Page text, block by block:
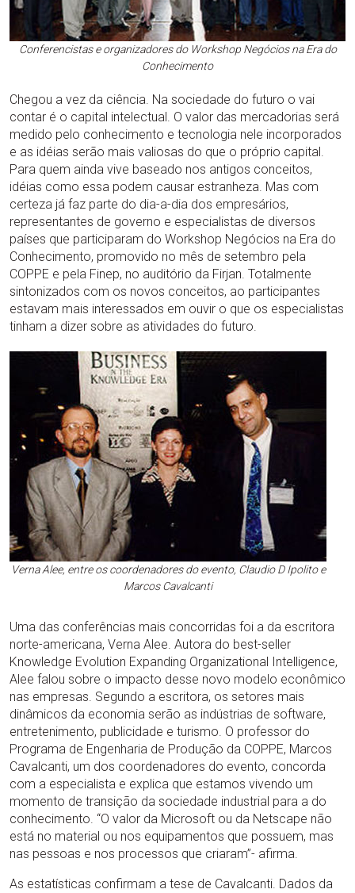
Conferencistas e organizadores do Workshop Negócios na Era do
Conhecimento
Chegou a vez da ciência. Na sociedade do futuro o vai
contar é o capital intelectual. O valor das mercadorias será
medido pelo conhecimento e tecnologia nele incorporados
e as idéias serão mais valiosas do que o próprio capital.
Para quem ainda vive baseado nos antigos conceitos,
idéias como essa podem causar estranheza. Mas com
certeza já faz parte do dia-a-dia dos empresários,
representantes de governo e especialistas de diversos
países que participaram do Workshop Negócios na Era do
Conhecimento, promovido no mês de setembro pela
COPPE e pela Finep, no auditório da Firjan. Totalmente
sintonizados com os novos conceitos, ao participantes
estavam mais interessados em ouvir o que os especialistas
tinham a dizer sobre as atividades do futuro.
Verna Alee, entre os coordenadores do evento, Claudio D Ipolito e
Marcos Cavalcanti
Uma das conferências mais concorridas foi a da escritora
norte-americana, Verna Alee. Autora do best-seller
Knowledge Evolution Expanding Organizational Intelligence,
Alee falou sobre o impacto desse novo modelo econômico
nas empresas. Segundo a escritora, os setores mais
dinâmicos da economia serão as indústrias de software,
entretenimento, publicidade e turismo. O professor do
Programa de Engenharia de Produção da COPPE, Marcos
Cavalcanti, um dos coordenadores do evento, concorda
com a especialista e explica que estamos vivendo um
momento de transição da sociedade industrial para a do
conhecimento. “O valor da Microsoft ou da Netscape não
está no material ou nos equipamentos que possuem, mas
nas pessoas e nos processos que criaram”- afirma.
As estatísticas confirmam a tese de Cavalcanti. Dados da